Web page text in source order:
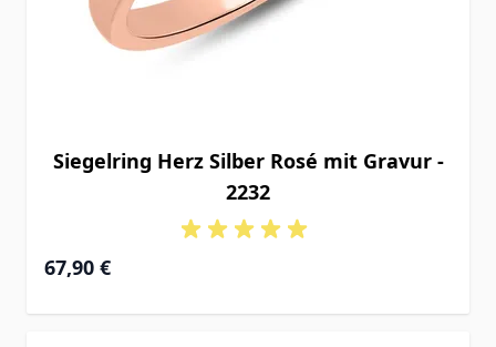
Siegelring Herz Silber Rosé mit Gravur -
2232
67,90 €